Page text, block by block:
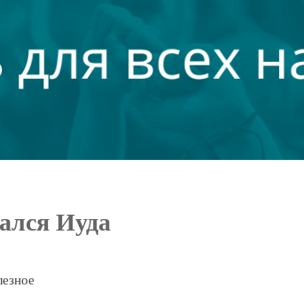
Иуда